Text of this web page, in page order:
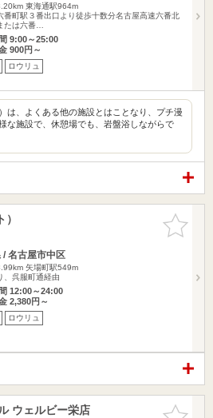
東海通駅964m
番町駅３番出口より徒歩十数分名古屋高速六番北
たは六番…
9:00～25:00
900円～
ロウリュ
は、よくある他の施設とはことなり、プチ漫
な施設で、休憩場でも、岩盤浴しながらで
お気に入
りに追加
/ 名古屋市中区
矢場町駅549m
、呉服町通経由
12:00～24:00
2,380円～
ロウリュ
お気に入
ウェルビー栄店